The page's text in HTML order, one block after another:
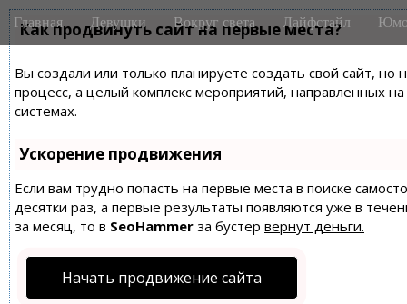
Как продвинуть сайт на первые места?
Вы создали или только планируете создать свой сайт,
процесс, а целый комплекс мероприятий, направленных
системах.
Ускорение продвижения
Если вам трудно попасть на первые места в поиске
десятки раз, а первые результаты появляются уже в
за месяц, то в SeoHammer за бустер вернут деньги.
Начать продвижение сайта
M
a
n
m
e
n
u
i
Главная Девушки Вокруг света Лайфстайл